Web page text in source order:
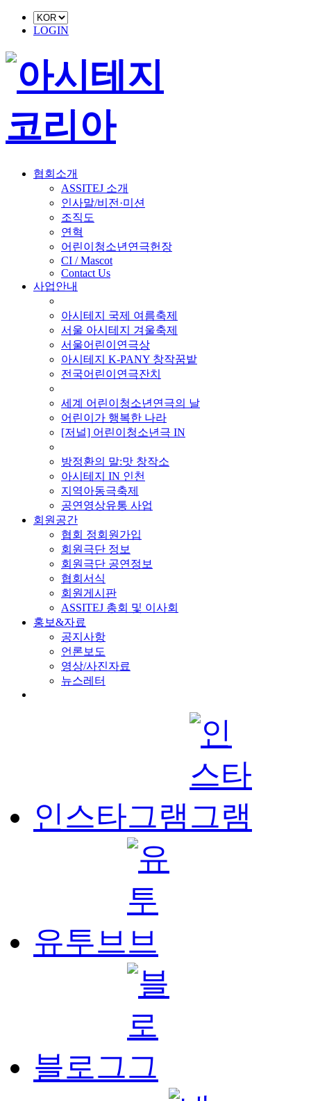
LOGIN
협회소개
ASSITEJ 소개
인사말/비전·미션
조직도
연혁
어린이청소년연극헌장
CI / Mascot
Contact Us
사업안내
아시테지 국제 여름축제
서울 아시테지 겨울축제
서울어린이연극상
아시테지 K-PANY 창작꿈밭
전국어린이연극잔치
세계 어린이청소년연극의 날
어린이가 행복한 나라
[저널] 어린이청소년극 IN
방정환의 말:맛 창작소
아시테지 IN 인천
지역아동극축제
공연영상유통 사업
회원공간
협회 정회원가입
회원극단 정보
회원극단 공연정보
협회서식
회원게시판
ASSITEJ 총회 및 이사회
홍보&자료
공지사항
언론보도
영상/사진자료
뉴스레터
인스타그램
유투브
블로그